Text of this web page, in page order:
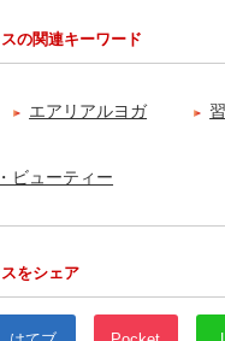
の関連キーワード
エアリアルヨガ
ビューティー
をシェア